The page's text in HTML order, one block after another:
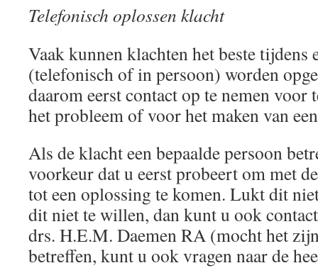
Telefonisch oplossen klacht
Vaak kunnen klachten het beste tijdens
(telefonisch of in persoon) worden
daarom eerst contact op te nemen voor
het probleem of voor het maken van
Als de klacht een bepaalde persoon
voorkeur dat u eerst probeert om met
tot een oplossing te komen. Lukt dit
dit niet te willen, dan kunt u ook
drs. H.E.M. Daemen RA (mocht het
betreffen, kunt u ook vragen naar de